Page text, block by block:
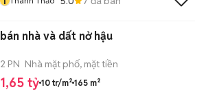
bán nhà và dất nở hậu
2 PN Nhà mặt phố, mặt tiền
1,65 tỷ 10 tr/m² 165 m²